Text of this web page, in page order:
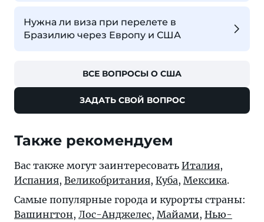
Нужна ли виза при перелете в
Бразилию через Европу и США
ВСЕ ВОПРОСЫ О США
ЗАДАТЬ СВОЙ ВОПРОС
Также рекомендуем
Вас также могут заинтересовать Италия,
Испания, Великобритания, Куба, Мексика.
Самые популярные города и курорты страны:
Вашингтон, Лос-Анджелес, Майами, Нью-